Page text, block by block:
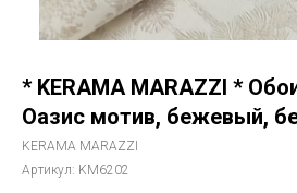
* KERAMA MARAZZI *
Оазис мотив, бежевый,
KERAMA MARAZZI
Артикул: KM6202